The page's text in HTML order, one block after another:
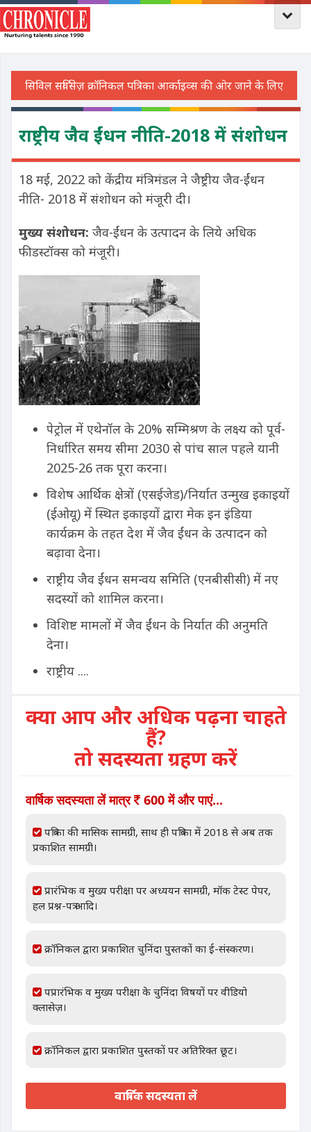
राष्ट्रीय जैव ईंधन नीति-2018 में संशोधन
18 मई, 2022 को केंद्रीय मंत्रिमंडल ने जैष्ट्रीय जैव-ईंधन
नीति- 2018 में संशोधन को मंजूरी दी।
मुख्य संशोधन: जैव-ईंधन के उत्पादन के लिये अधिक
फीडस्टॉक्स को मंजूरी।
पेट्रोल में एथेनॉल के 20% सम्मिश्रण के लक्ष्य को पूर्व-
निर्धारित समय सीमा 2030 से पांच साल पहले यानी
2025-26 तक पूरा करना।
विशेष आर्थिक क्षेत्रों (एसईजेड)/निर्यात उन्मुख इकाइयों
(ईओयू) में स्थित इकाइयों द्वारा मेक इन इंडिया
कार्यक्रम के तहत देश में जैव ईंधन के उत्पादन को
बढ़ावा देना।
राष्ट्रीय जैव ईंधन समन्वय समिति (एनबीसीसी) में नए
सदस्यों को शामिल करना।
विशिष्ट मामलों में जैव ईंधन के निर्यात की अनुमति
देना।
राष्ट्रीय ....
क्या आप और अधिक पढ़ना चाहते
हैं?
तो सदस्यता ग्रहण करें
वार्षिक सदस्यता लें मात्र 600 में और पाएं...
पत्रिका की मासिक सामग्री, साथ ही पत्रिका में 2018 से अब तक
प्रकाशित सामग्री।
प्रारंभिक व मुख्य परीक्षा पर अध्ययन सामग्री, मॉक टेस्ट पेपर,
हल प्रश्न-पत्र आदि।
क्रॉनिकल द्वारा प्रकाशित चुनिंदा पुस्तकों का ई-संस्करण।
पप्रारंभिक व मुख्य परीक्षा के चुनिंदा विषयों पर वीडियो
क्लासेज़।
क्रॉनिकल द्वारा प्रकाशित पुस्तकों पर अतिरिक्त छूट।
वार्षिक सदस्यता लें